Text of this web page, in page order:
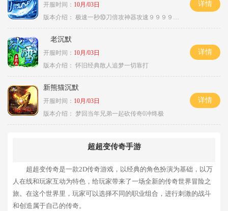
开服时间： 10月/03日
版本介绍： 极速一秒⑩刀倍攻神器攻速９９９９①挑
详情
老沉默
开服时间： 10月/03日
版本介绍： 怀旧经典散人追梦一切靠打
详情
新熊猫沉默
开服时间： 10月/03日
版本介绍： 梦回当年兄弟一起砍传奇0冲终极
详情
超超变传奇手游
超超变传奇是一款2D传奇游戏，以经典的角色扮演为基础，以万
人在线和玩家互动为特色，给玩家带来了一场全新的传奇世界冒险之
旅。在这个世界里，玩家可以选择不同的职业组合，进行刺激的战斗
和创造属于自己的传奇。